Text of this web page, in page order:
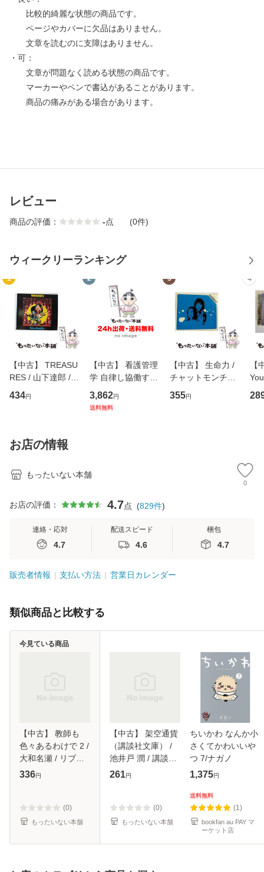
比較的綺麗な状態の商品です。
ページやカバーに欠品はありません。
文章を読むのに支障はありません。
・可：
文章が問題なく読める状態の商品です。
マーカーやペンで書込があることがあります。
商品の痛みがある場合があります。
レビュー
商品の評価： -点 (0件)
ウィークリーランキング
1
【中古】 TREASU
RES / 山下達郎 /
イーストウエス
ト・ジャパン [CD]
434円
2
【中古】 看護管理
学 自律し協働する
専門職の看護マネ
ジメントスキル 改
3,862円
送料無料
3
【中古】 生命力 /
チャットモンチー /
キューンレコード
[CD]【メール便送
355円
4
【
のが
お店の情報
もったいない本舗
0
お店の評価： 4.7点 (829件)
連絡・応対
4.7
配送スピード
4.6
梱包
4.7
販売者情報 支払い方法 営業日カレンダー
類似商品と比較する
【中古】 教師も
色々あるわけで 2 /
大和名瀬 / リブレ
出版 [コミック]
336円
(0)
もったいない本舗
今見ている商品
【中古】 架空通貨
（講談社文庫） /
池井戸 潤 / 講談社
[文庫]【メール便送
261円
(0)
もったいない本舗
ちいかわ なんか小
さくてかわいいや
つ 7/ナガノ
1,375円
送料無料
(1)
bookfan au PAY マ
ーケット店